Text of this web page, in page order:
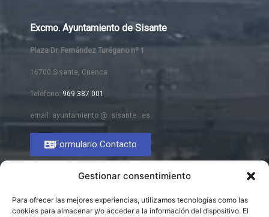
Gestionar consentimiento
Para ofrecer las mejores experiencias, utilizamos tecnologías como las
cookies para almacenar y/o acceder a la información del dispositivo. El
Excmo. Ayuntamiento de Sisante
Plaza Dr. Fernández Turégano nº 1
16700 Sisante, Cuenca
Teléfono: 969 387 001
email: ayuntamiento @ sisante . es
Formulario Contacto